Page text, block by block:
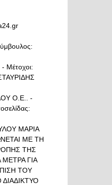
Μέτοχοι:
Ο.Ε.. -
ΜΑΡΙΑ
ΜΕ ΤΗ
ΤΗΣ
ΓΙΑ
ΤΟΥ